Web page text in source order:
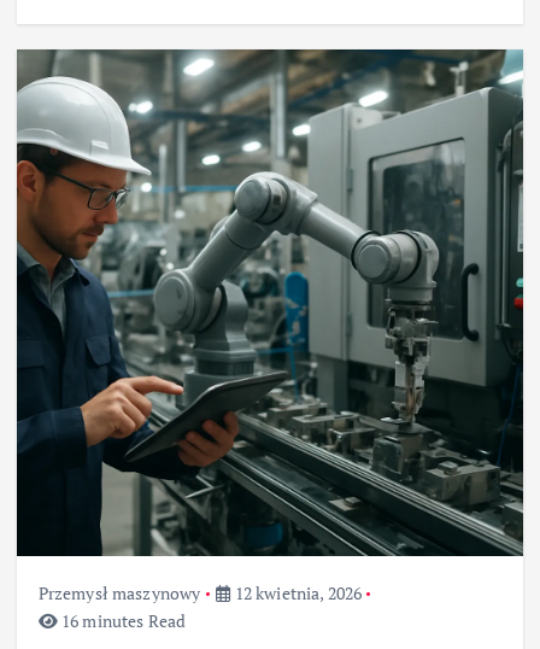
Przemysł maszynowy
12 kwietnia, 2026
16 minutes Read